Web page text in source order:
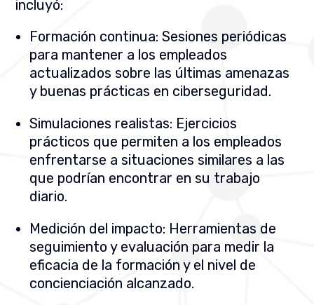
incluyó:
Formación continua: Sesiones periódicas
para mantener a los empleados
actualizados sobre las últimas amenazas
y buenas prácticas en ciberseguridad.
Simulaciones realistas: Ejercicios
prácticos que permiten a los empleados
enfrentarse a situaciones similares a las
que podrían encontrar en su trabajo
diario.
Medición del impacto: Herramientas de
seguimiento y evaluación para medir la
eficacia de la formación y el nivel de
concienciación alcanzado.